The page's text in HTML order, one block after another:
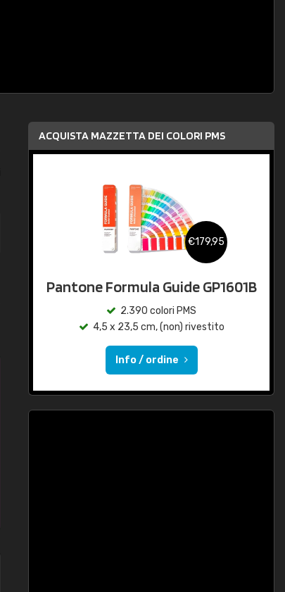
ACQUISTA MAZZETTA DEI COLORI PMS
€179,95
Pantone Formula Guide GP1601B
2.390 colori PMS
4,5 x 23,5 cm, (non) rivestito
Info / ordine